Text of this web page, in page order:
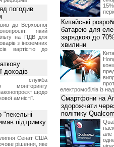
погодив
до Верховної
який
на ПДВ для
з іноземних
вартістю до
доходів
служба
моніторингу
щодо
амністії.
"пекельні
підтримку
липня Сенат США
рішення, яке
Китайські
батарею для
зарядкою до
хвилини
електромобілів із
Смартфони на
здорожчати
політику
але